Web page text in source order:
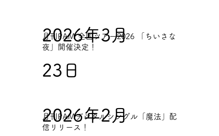
月刊PAM 全国ツアー2026 「ちいさな
夜」開催決定！
2026年3月
23日
月刊PAMデジタルシングル「魔法」配
信リリース！
2026年2月